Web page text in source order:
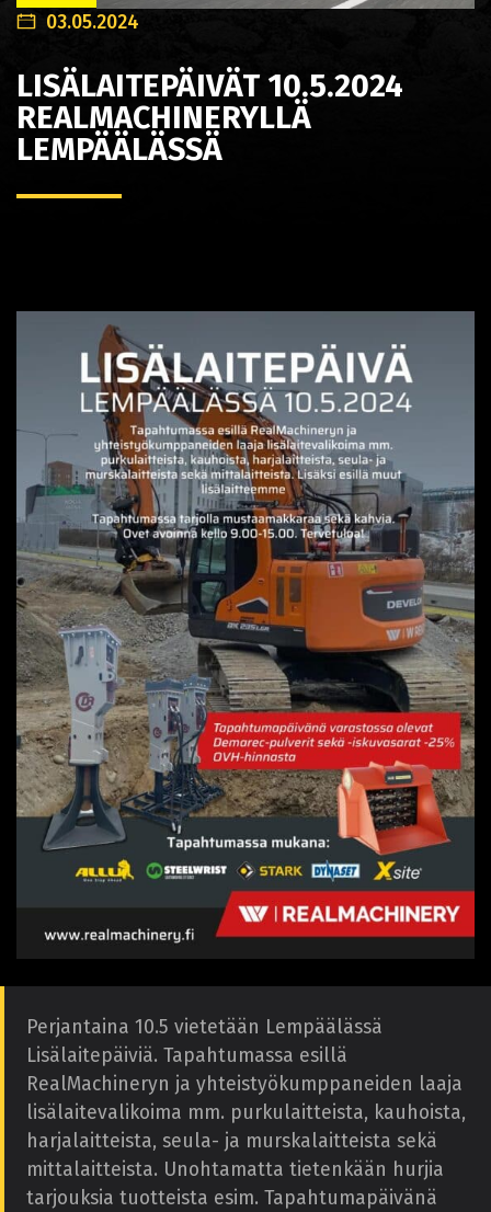
03.05.2024
LISÄLAITEPÄIVÄT 10.5.2024
REALMACHINERYLLÄ
LEMPÄÄLÄSSÄ
Perjantaina 10.5 vietetään Lempäälässä
Lisälaitepäiviä. Tapahtumassa esillä
RealMachineryn ja yhteistyökumppaneiden laaja
lisälaitevalikoima mm. purkulaitteista, kauhoista,
harjalaitteista, seula- ja murskalaitteista sekä
mittalaitteista. Unohtamatta tietenkään hurjia
tarjouksia tuotteista esim. Tapahtumapäivänä